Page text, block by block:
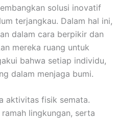
solusi inovatif
terjangkau. Dalam hal ini,
dalam cara berpikir dan
mereka ruang untuk
bahwa setiap individu,
dalam menjaga bumi.
aktivitas fisik semata.
lingkungan, serta